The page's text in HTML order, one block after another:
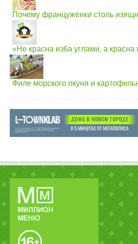
Почему француженки столь
«Не красна изба углами, а красна
Филе морского окуня и